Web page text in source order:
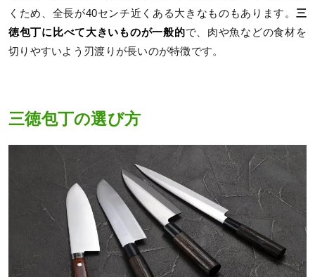
くため、全長が40センチ近くある大きなものもあります。 三
徳包丁に比べて大きいものが一般的で、肉や魚などの食材を
切りやすいよう刃渡りが長いのが特徴です。
三徳包丁の選び方